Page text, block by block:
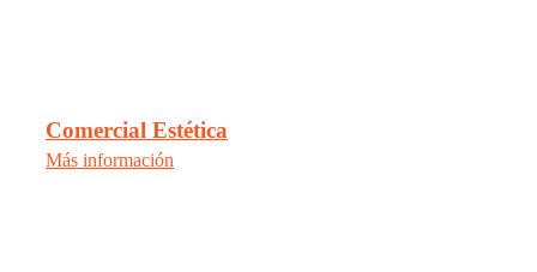
Comercial Estética
Más información